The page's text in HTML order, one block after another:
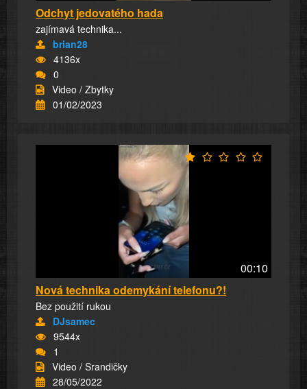
Odchyt jedovatého hada
zajímavá technika...
brian28
4136x
0
Video / Zbytky
01/02/2023
00:10
Nová technika odemykání telefonu?!
Bez použití rukou
DJsamec
9544x
1
Video / Srandičky
28/05/2022